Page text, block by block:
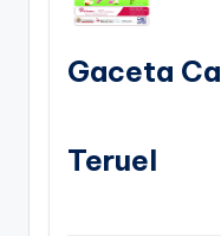
Gaceta
Teruel